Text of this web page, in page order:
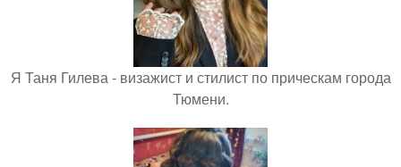
Я Таня Гилева - визажист и стилист по прическам города
Тюмени.